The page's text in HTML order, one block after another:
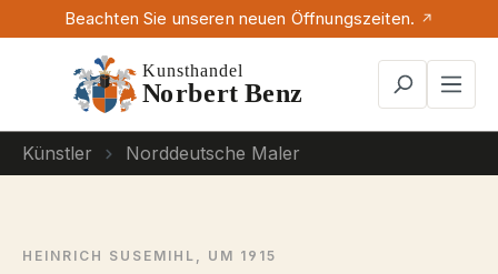
Zum Hauptinhalt springen
Beachten Sie unseren neuen Öffnungszeiten.
Künstler Norddeutsche Maler
HEINRICH SUSEMIHL, UM 1915